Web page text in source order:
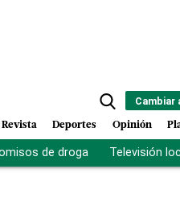
Cambiar
Revista Deportes Opinión
de droga Televisión